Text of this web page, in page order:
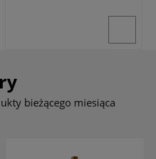
bieżącego miesiąca